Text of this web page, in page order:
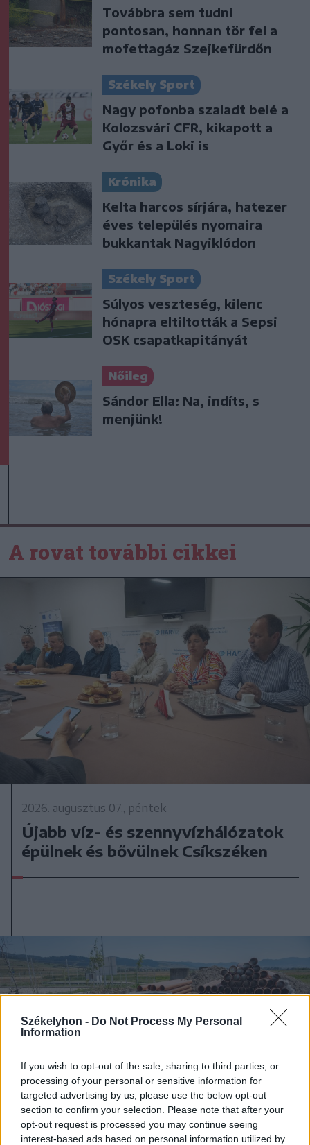
Székelyhon - Do Not Process My Personal
Information
If you wish to opt-out of the sale, sharing to third parties, or
processing of your personal or sensitive information for
targeted advertising by us, please use the below opt-out
section to confirm your selection. Please note that after your
opt-out request is processed you may continue seeing
interest-based ads based on personal information utilized by
Továbbra sem tudni
pontosan, honnan tör fel a
mofettagáz Szejkefürdőn
Székely Sport
Nagy pofonba szaladt belé a
Kolozsvári CFR, kikapott a
Győr és a Loki is
Krónika
Kelta harcos sírjára, hatezer
éves település nyomaira
bukkantak Nagyiklódon
Székely Sport
Súlyos veszteség, kilenc
hónapra eltiltották a Sepsi
OSK csapatkapitányát
Nőileg
Sándor Ella: Na, indíts, s
menjünk!
A rovat további cikkei
2026. augusztus 07., péntek
Újabb víz- és szennyvízhálózatok
épülnek és bővülnek Csíkszéken